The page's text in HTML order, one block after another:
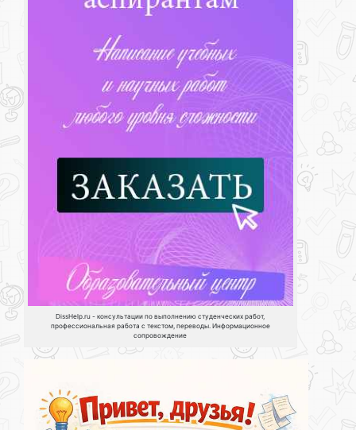
DissHelp.ru - консультации по выполнению студенческих работ,
профессиональная работа с текстом, переводы. Информационное
сопровождение